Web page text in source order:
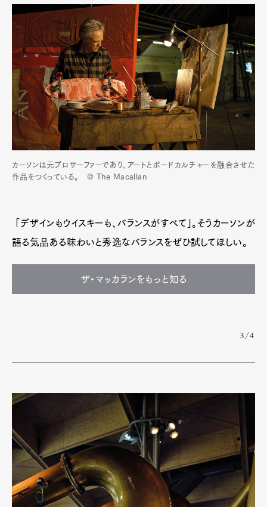
カーソンは元プロサーファーであり、アートとボードカルチャーを融合させた
作品をつくっている。 © The Macallan
「デザインもウイスキーも、バランスがすべて」。そうカーソンが
語る気品ある味わいと秀逸なバランスをぜひ試してほしい。
ザ・マッカランをもっと知る
3/4